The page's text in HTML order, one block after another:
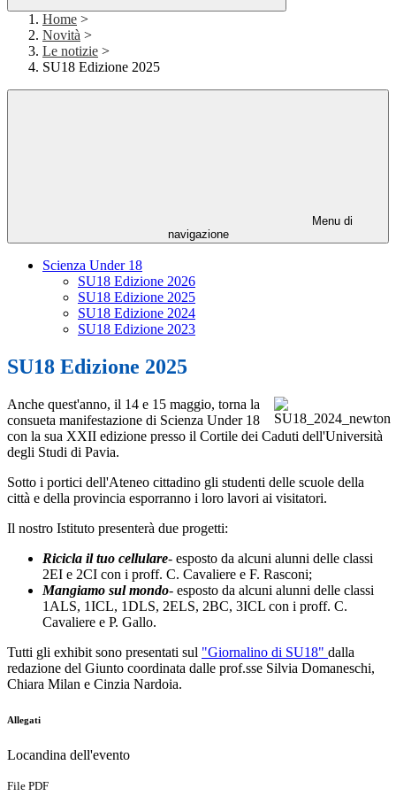
Home >
Novità >
Le notizie >
SU18 Edizione 2025
Menu di
navigazione
Scienza Under 18
SU18 Edizione 2026
SU18 Edizione 2025
SU18 Edizione 2024
SU18 Edizione 2023
SU18 Edizione 2025
Anche quest'anno, il 14 e 15 maggio, torna la
consueta manifestazione di Scienza Under 18
con la sua XXII edizione presso il Cortile dei Caduti dell'Università
degli Studi di Pavia.
Sotto i portici dell'Ateneo cittadino gli studenti delle scuole della
città e della provincia esporranno i loro lavori ai visitatori.
Il nostro Istituto presenterà due progetti:
Ricicla il tuo cellulare- esposto da alcuni alunni delle classi
2EI e 2CI con i proff. C. Cavaliere e F. Rasconi;
Mangiamo sul mondo- esposto da alcuni alunni delle classi
1ALS, 1ICL, 1DLS, 2ELS, 2BC, 3ICL con i proff. C.
Cavaliere e P. Gallo.
Tutti gli exhibit sono presentati sul "Giornalino di SU18" dalla
redazione del Giunto coordinata dalle prof.sse Silvia Domaneschi,
Chiara Milan e Cinzia Nardoia.
Allegati
Locandina dell'evento
File PDF